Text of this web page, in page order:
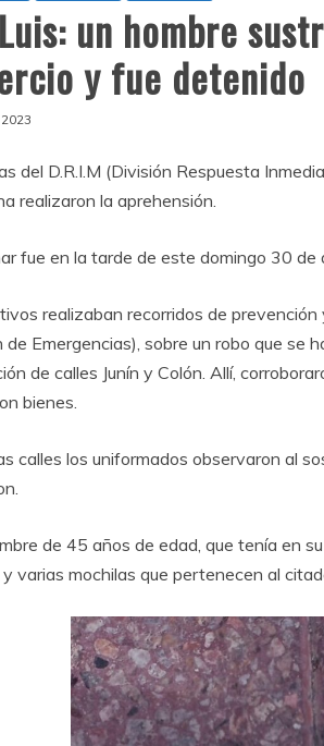
un hombre
y fue detenido
del D.R.I.M (División Respuesta
realizaron la aprehensión.
fue en la tarde de este domingo 30 de
realizaban recorridos de
Emergencias), sobre un robo que se
de calles Junín y Colón. Allí,
bienes.
calles los uniformados observaron al
de 45 años de edad, que tenía en
varias mochilas que pertenecen al